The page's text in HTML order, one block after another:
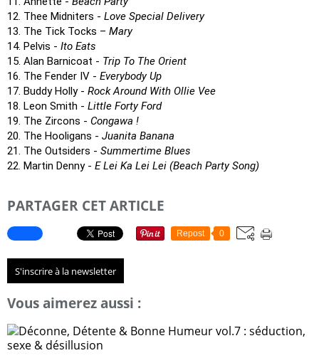
12. Thee Midniters - Love Special Delivery
13. The Tick Tocks – Mary
14. Pelvis - Ito Eats
15. Alan Barnicoat - Trip To The Orient
16. The Fender IV - Everybody Up
17. Buddy Holly - Rock Around With Ollie Vee
18. Leon Smith - Little Forty Ford
19. The Zircons - Congawa !
20. The Hooligans - Juanita Banana
21. The Outsiders - Summertime Blues
22. Martin Denny - E Lei Ka Lei Lei (Beach Party Song)
PARTAGER CET ARTICLE
Repost 0
S'inscrire à la newsletter
Vous aimerez aussi :